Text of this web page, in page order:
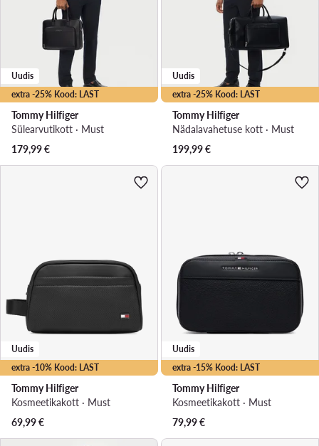
extra -25% Kood: LAST
Uudis
Tommy Hilfiger
Sülearvutikott · Must
179,99€
extra -25% Kood: LAST
Uudis
Tommy Hilfiger
Nädalavahetuse kott · Must
199,99€
extra -10% Kood: LAST
Uudis
Tommy Hilfiger
Kosmeetikakott · Must
69,99€
extra -15% Kood: LAST
Uudis
Tommy Hilfiger
Kosmeetikakott · Must
79,99€